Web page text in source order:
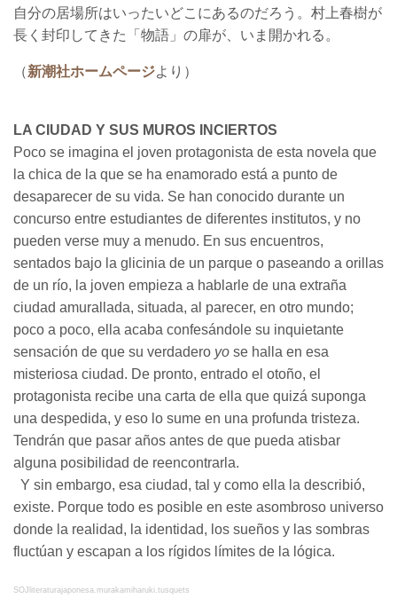
自分の居場所はいったいどこにあるのだろう。村上春樹が
長く封印してきた「物語」の扉が、いま開かれる。
（新潮社ホームページより）
LA CIUDAD Y SUS MUROS INCIERTOS
Poco se imagina el joven protagonista de esta novela que
la chica de la que se ha enamorado está a punto de
desaparecer de su vida. Se han conocido durante un
concurso entre estudiantes de diferentes institutos, y no
pueden verse muy a menudo. En sus encuentros,
sentados bajo la glicinia de un parque o paseando a orillas
de un río, la joven empieza a hablarle de una extraña
ciudad amurallada, situada, al parecer, en otro mundo;
poco a poco, ella acaba confesándole su inquietante
sensación de que su verdadero yo se halla en esa
misteriosa ciudad. De pronto, entrado el otoño, el
protagonista recibe una carta de ella que quizá suponga
una despedida, y eso lo sume en una profunda tristeza.
Tendrán que pasar años antes de que pueda atisbar
alguna posibilidad de reencontrarla.
Y sin embargo, esa ciudad, tal y como ella la describió,
existe. Porque todo es posible en este asombroso universo
donde la realidad, la identidad, los sueños y las sombras
fluctúan y escapan a los rígidos límites de la lógica.
SOJliteraturajaponesa.murakamiharuki.tusquets